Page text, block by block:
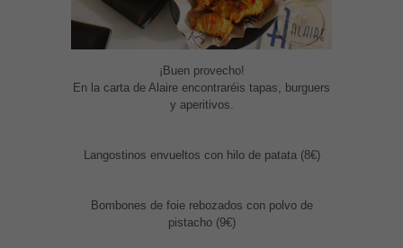
¡Buen provecho!
En la carta de Alaire encontraréis tapas, burguers
y aperitivos.
Langostinos envueltos con hilo de patata (8€)
Bombones de foie rebozados con polvo de
pistacho (9€)